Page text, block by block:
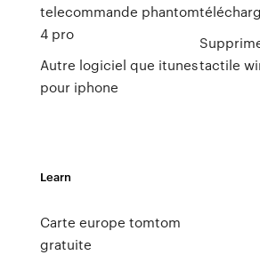
telecommande phantom
4 pro
Autre logiciel que itunes
pour iphone
tactile
Learn
Carte europe tomtom
gratuite